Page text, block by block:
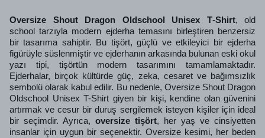
Oversize Shout Dragon Oldschool Unisex T-Shirt, old
school tarzıyla modern ejderha temasını birleştiren benzersiz
bir tasarıma sahiptir. Bu tişört, güçlü ve etkileyici bir ejderha
figürüyle süslenmiştir ve ejderhanın arkasında bulunan eski okul
yazı tipi, tişörtün modern tasarımını tamamlamaktadır.
Ejderhalar, birçok kültürde güç, zeka, cesaret ve bağımsızlık
sembolü olarak kabul edilir. Bu nedenle, Oversize Shout Dragon
Oldschool Unisex T-Shirt giyen bir kişi, kendine olan güvenini
artırmak ve cesur bir duruş sergilemek isteyen kişiler için ideal
bir seçimdir. Ayrıca, oversize tişört, her yaş ve cinsiyetten
insanlar için uygun bir seçenektir. Oversize kesimi, her beden